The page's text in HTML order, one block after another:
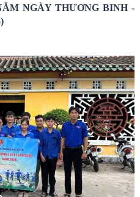
NGÀY THƯƠNG BINH -